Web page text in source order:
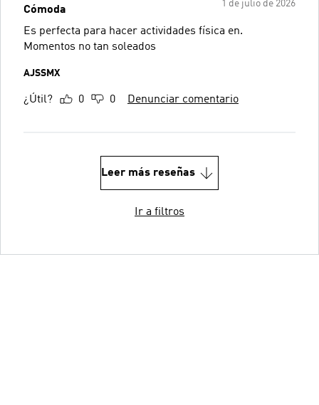
1 de julio de 2026
Cómoda
Es perfecta para hacer actividades física en.
Momentos no tan soleados
AJSSMX
¿Útil? 0 0 Denunciar comentario
Leer más reseñas
Ir a filtros